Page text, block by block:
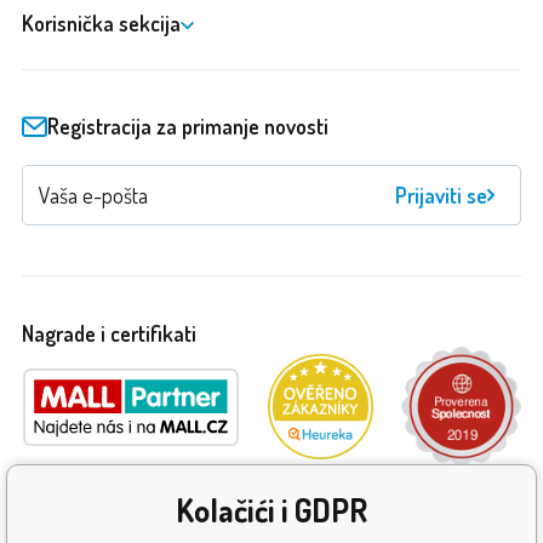
Korisnička sekcija
Registracija za primanje novosti
Prijaviti se
Nagrade i certifikati
Kolačići i GDPR